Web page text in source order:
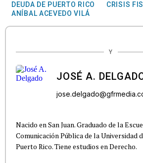
DEUDA DE PUERTO RICO
CRISIS
ANÍBAL ACEVEDO VILÁ
Y
JOSÉ A.
Nacido en San Juan. Graduado de la
Comunicación Pública de la Universidad
Puerto Rico. Tiene estudios en Derecho.